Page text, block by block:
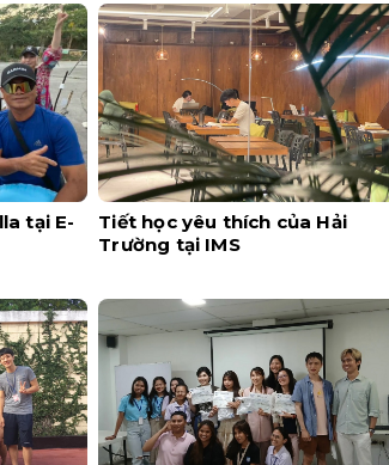
tại E-
Tiết học yêu thích của Hải
Trường tại IMS